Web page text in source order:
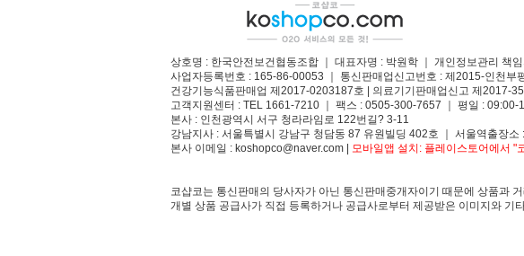
상호명 : 한국안전보건협동조합 ｜ 대표자명 : 박원학 ｜ 개인정보관리 책
사업자등록번호 : 165-86-00053 ｜ 통신판매업신고번호 : 제2015-인천부
건강기능식품판매업 제2017-0203187호 | 의료기기판매업신고 제2017-
고객지원센터 : TEL 1661-7210 ｜ 팩스 : 0505-300-7657 ｜ 평일 :
본사 : 인천광역시 서구 청라라임로 122번길? 3-11
강남지사 : 서울특별시 강남구 청담동 87 유원빌딩 402호 ｜ 서울역출장
본사 이메일 : koshopco@naver.com | 모바일앱 설치: 플레이스토어에서 "
코샵코는 통신판매의 당사자가 아닌 통신판매중개자이기 때문에 상품과
개별 상품 공급사가 직접 등록하거나 공급사로부터 제공받은 이미지와